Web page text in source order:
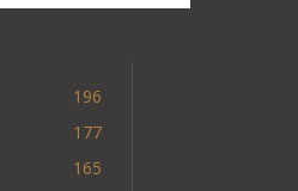
196
177
165